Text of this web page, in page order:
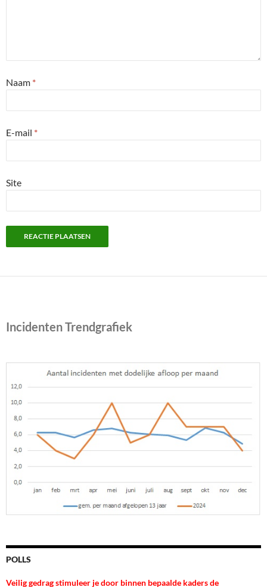
Naam *
E-mail *
Site
Incidenten Trendgrafiek
POLLS
Veilig gedrag stimuleer je door binnen bepaalde kaders de